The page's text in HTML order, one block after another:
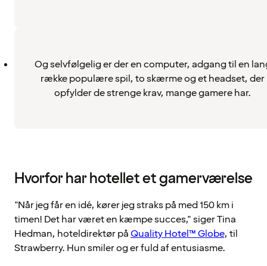
Og selvfølgelig er der en computer, adgang til en
række populære spil, to skærme og et headset, der
opfylder de strenge krav, mange gamere har.
Hvorfor har hotellet et gamerværelse
"Når jeg får en idé, kører jeg straks på med 150 km i
timen! Det har været en kæmpe succes," siger Tina
Hedman, hoteldirektør på Quality Hotel™ Globe, til
Strawberry. Hun smiler og er fuld af entusiasme.